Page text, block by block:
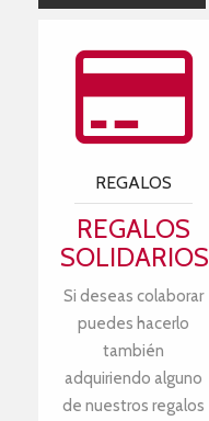
REGALOS
REGALOS
SOLIDARIOS
Si deseas colaborar
puedes hacerlo
también
adquiriendo alguno
de nuestros regalos